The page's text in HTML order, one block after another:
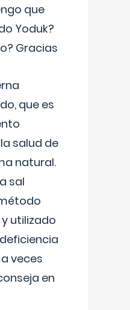
que
Yoduk?
Gracias
que es
salud de
natural.
sal
utilizado
veces
en